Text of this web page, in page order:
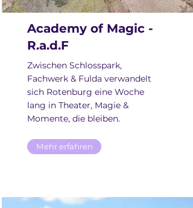
Academy of Magic -
R.a.d.F
Zwischen Schlosspark,
Fachwerk & Fulda verwandelt
sich Rotenburg eine Woche
lang in Theater, Magie &
Momente, die bleiben.
Mehr erfahren